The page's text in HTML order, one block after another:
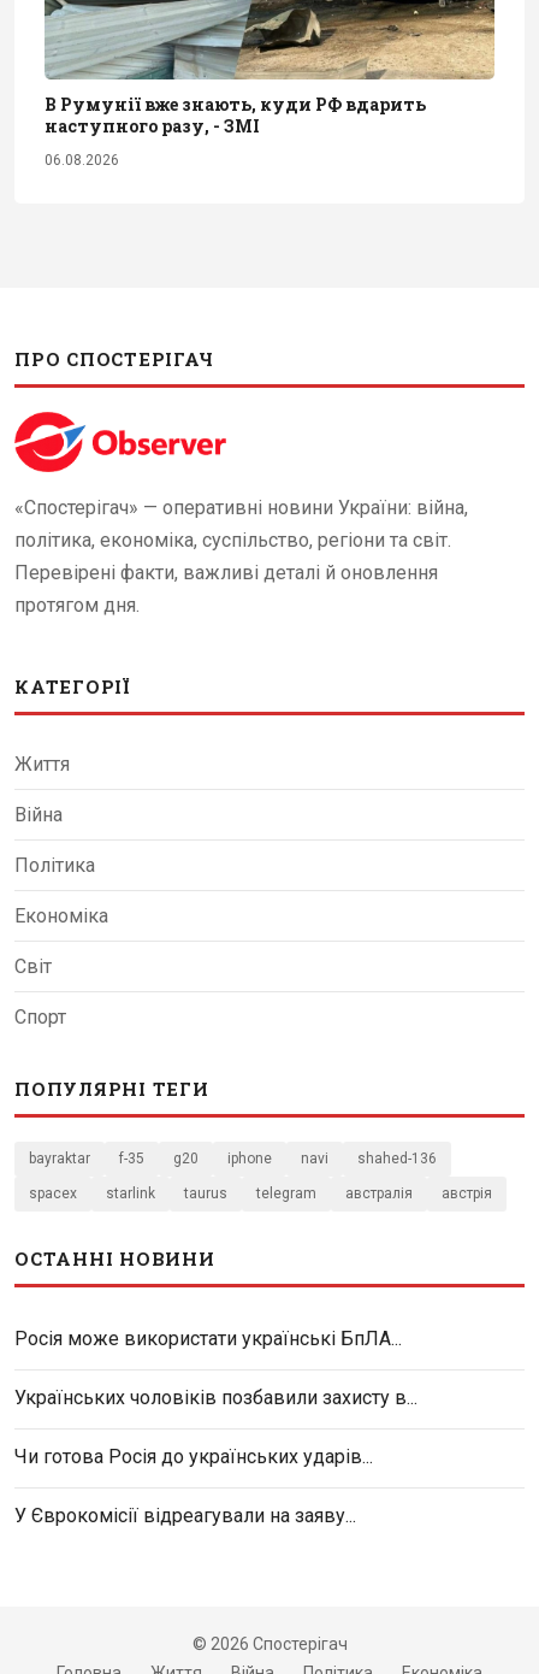
В Румунії вже знають, куди РФ вдарить
наступного разу, - ЗМІ
06.08.2026
ПРО СПОСТЕРІГАЧ
«Спостерігач» — оперативні новини України: війна,
політика, економіка, суспільство, регіони та світ.
Перевірені факти, важливі деталі й оновлення
протягом дня.
КАТЕГОРІЇ
Життя
Війна
Політика
Економіка
Світ
Спорт
ПОПУЛЯРНІ ТЕГИ
bayraktar f-35 g20 iphone navi shahed-136
spacex starlink taurus telegram австралія австрія
ОСТАННІ НОВИНИ
Росія може використати українські БпЛА...
Українських чоловіків позбавили захисту в...
Чи готова Росія до українських ударів...
У Єврокомісії відреагували на заяву...
© 2026 Спостерігач